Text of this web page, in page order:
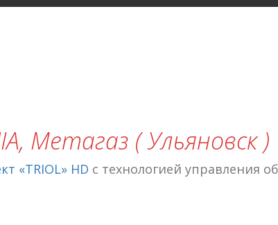
Метагаз ( Ульяновск )
«TRIOL» HD с технологией управления